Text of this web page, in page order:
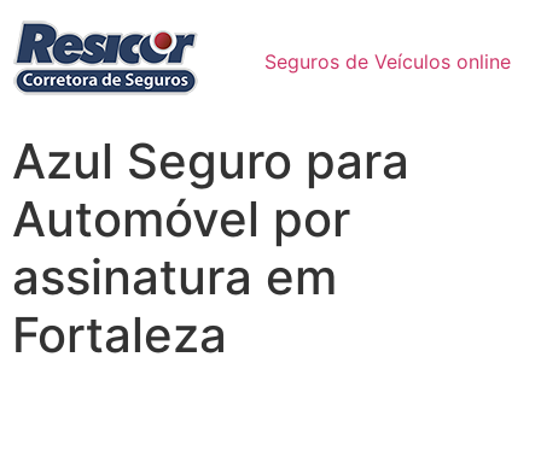
Seguros de Veículos online
Azul Seguro para
Automóvel por
assinatura em
Fortaleza